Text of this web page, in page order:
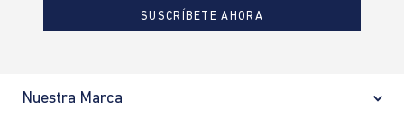
SUSCRÍBETE AHORA
Nuestra Marca